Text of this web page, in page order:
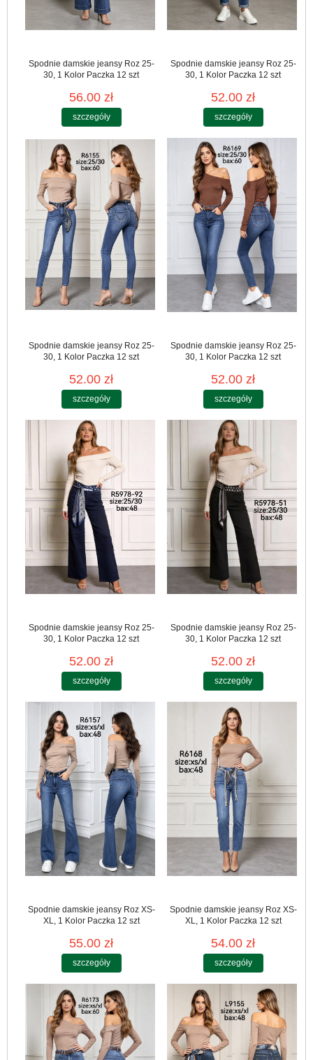
Spodnie damskie jeansy Roz 25-
30, 1 Kolor Paczka 12 szt
56.00 zł
szczegóły
Spodnie damskie jeansy Roz 25-
30, 1 Kolor Paczka 12 szt
52.00 zł
szczegóły
Spodnie damskie jeansy Roz 25-
30, 1 Kolor Paczka 12 szt
52.00 zł
szczegóły
Spodnie damskie jeansy Roz 25-
30, 1 Kolor Paczka 12 szt
52.00 zł
szczegóły
Spodnie damskie jeansy Roz 25-
30, 1 Kolor Paczka 12 szt
52.00 zł
szczegóły
Spodnie damskie jeansy Roz 25-
30, 1 Kolor Paczka 12 szt
52.00 zł
szczegóły
Spodnie damskie jeansy Roz XS-
XL, 1 Kolor Paczka 12 szt
55.00 zł
szczegóły
Spodnie damskie jeansy Roz XS-
XL, 1 Kolor Paczka 12 szt
54.00 zł
szczegóły